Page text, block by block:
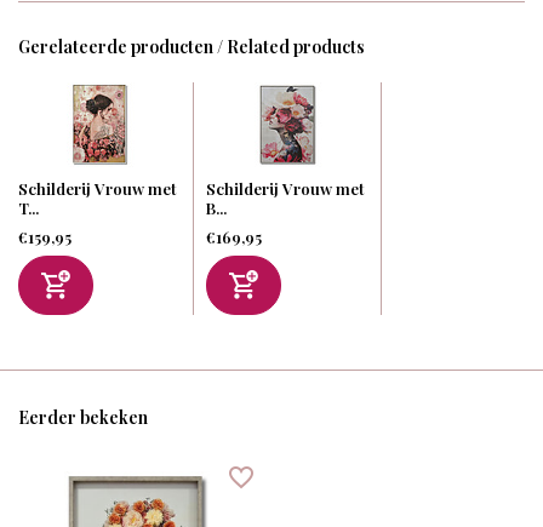
Gerelateerde producten / Related products
Schilderij Vrouw met
T...
€159,95
Schilderij Vrouw met
B...
€169,95
Eerder bekeken